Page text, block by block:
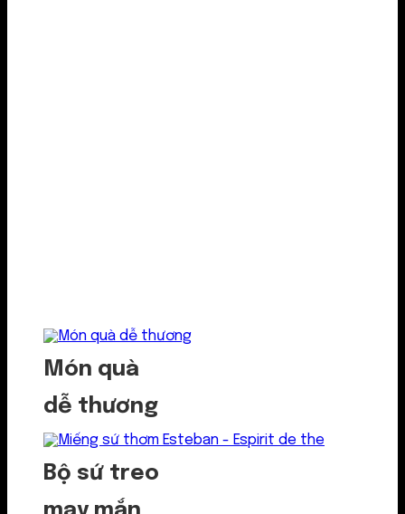
Món quà
dễ thương
Bộ sứ treo